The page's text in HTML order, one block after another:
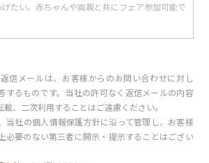
信メールは、お客様からのお問い合わせに対し
するものです。当社の許可なく返信メールの内容
、二次利用することはご遠慮ください。
当社の個人情報保護方針に沿って管理し、お客様
必要のない第三者に開示・提示することはござい